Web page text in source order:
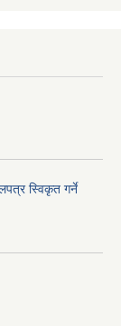
स्विकृत गर्ने